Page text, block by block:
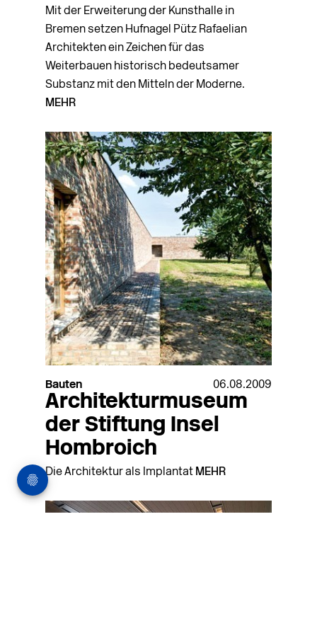
Mit der Erweiterung der Kunsthalle in
Bremen setzen Hufnagel Pütz Rafaelian
Architekten ein Zeichen für das
Weiterbauen historisch bedeutsamer
Substanz mit den Mitteln der Moderne.
MEHR
Bauten 06.08.2009
Architekturmuseum
der Stiftung Insel
Hombroich
Die Architektur als Implantat MEHR